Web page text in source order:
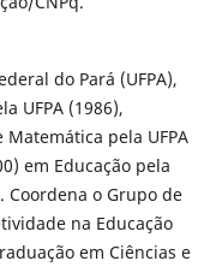
do Pará (UFPA),
UFPA (1986),
pela UFPA
em Educação pela
Coordena o Grupo de
na Educação
em Ciências e